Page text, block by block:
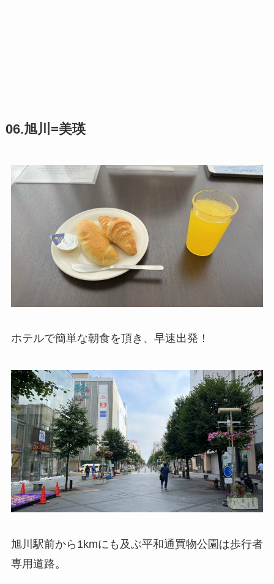
06.旭川=美瑛
ホテルで簡単な朝食を頂き、早速出発！
旭川駅前から1kmにも及ぶ平和通買物公園は歩行者
専用道路。